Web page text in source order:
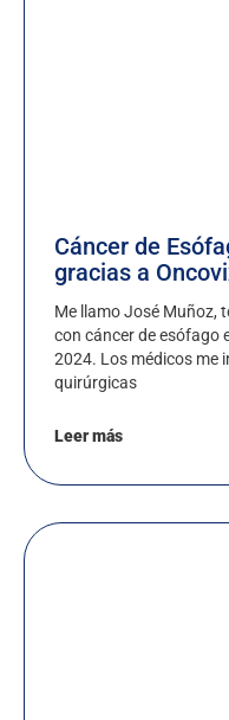
Cáncer de
gracias a
Me llamo José Muñoz,
con cáncer de esófago
2024. Los médicos me
quirúrgicas
Leer más